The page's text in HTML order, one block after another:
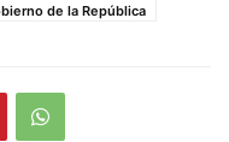
de la República